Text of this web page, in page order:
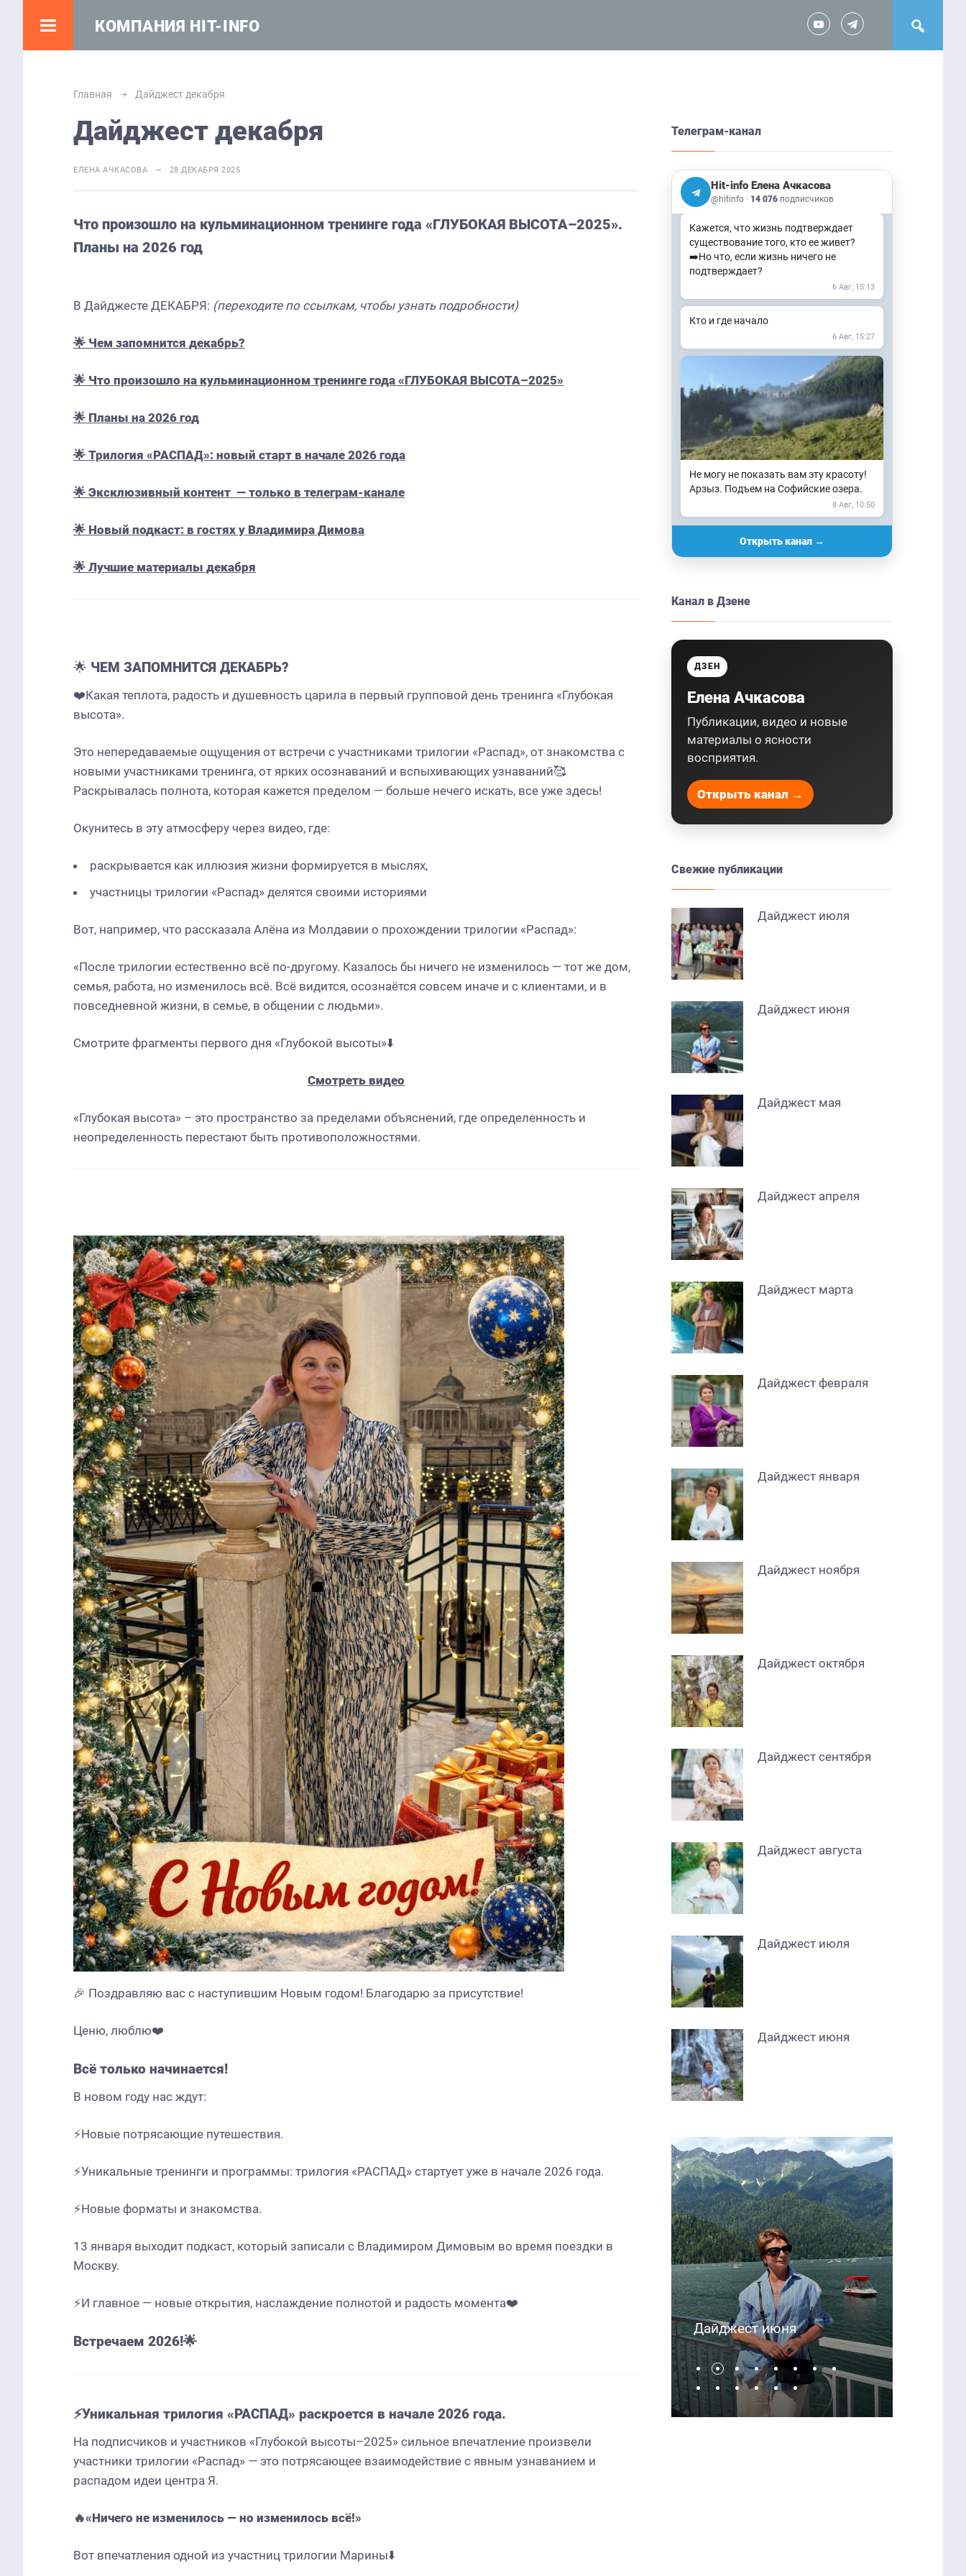
КОМПАНИЯ HIT-INFO
Главная Дайджест декабря
Дайджест декабря
ЕЛЕНА АЧКАСОВА — 28 ДЕКАБРЯ 2025
Что произошло на кульминационном тренинге года «ГЛУБОКАЯ ВЫСОТА–2025».
Планы на 2026 год
В Дайджесте ДЕКАБРЯ: (переходите по ссылкам, чтобы узнать подробности)
🌟 Чем запомнится декабрь?
🌟 Что произошло на кульминационном тренинге года «ГЛУБОКАЯ ВЫСОТА–2025»
🌟 Планы на 2026 год
🌟 Трилогия «РАСПАД»: новый старт в начале 2026 года
🌟 Эксклюзивный контент — только в телеграм-канале
🌟 Новый подкаст: в гостях у Владимира Димова
🌟 Лучшие материалы декабря
🌟 ЧЕМ ЗАПОМНИТСЯ ДЕКАБРЬ?
❤️Какая теплота, радость и душевность царила в первый групповой день тренинга «Глубокая
высота».
Это непередаваемые ощущения от встречи с участниками трилогии «Распад», от знакомства с
новыми участниками тренинга, от ярких осознаваний и вспыхивающих узнаваний🥰
Раскрывалась полнота, которая кажется пределом — больше нечего искать, все уже здесь!
Окунитесь в эту атмосферу через видео, где:
раскрывается как иллюзия жизни формируется в мыслях,
участницы трилогии «Распад» делятся своими историями
Вот, например, что рассказала Алёна из Молдавии о прохождении трилогии «Распад»:
«После трилогии естественно всё по-другому. Казалось бы ничего не изменилось — тот же дом,
семья, работа, но изменилось всё. Всё видится, осознаётся совсем иначе и с клиентами, и в
повседневной жизни, в семье, в общении с людьми».
Смотрите фрагменты первого дня «Глубокой высоты»⬇️
Смотреть видео
«Глубокая высота» – это пространство за пределами объяснений, где определенность и
неопределенность перестают быть противоположностями.
🎉 Поздравляю вас с наступившим Новым годом! Благодарю за присутствие!
Ценю, люблю❤️
Всё только начинается!
В новом году нас ждут:
⚡Новые потрясающие путешествия.
⚡Уникальные тренинги и программы: трилогия «РАСПАД» стартует уже в начале 2026 года.
⚡Новые форматы и знакомства.
13 января выходит подкаст, который записали с Владимиром Димовым во время поездки в
Москву.
⚡И главное — новые открытия, наслаждение полнотой и радость момента❤️
Встречаем 2026!🌟
⚡Уникальная трилогия «РАСПАД» раскроется в начале 2026 года.
На подписчиков и участников «Глубокой высоты–2025» сильное впечатление произвели
участники трилогии «Распад» — это потрясающее взаимодействие с явным узнаванием и
распадом идеи центра Я.
🔥«Ничего не изменилось — но изменилось всё!»
Вот впечатления одной из участниц трилогии Марины⬇️
Телеграм-канал
Hit-info Елена Ачкасова
@hitinfo · 14 076 подписчиков
Встречи в офлайн это 🔥🔥🔥
Неописуемый восторг! ➡️Подробнее о
Наталье @natasha_zabota
Кажется, что жизнь подтверждает
существование того, кто ее живет?
➡️Но что, если жизнь ничего не
подтверждает?
6 Авг, 15:13
Кто и где начало
6 Авг, 15:27
Не могу не показать вам эту красоту!
Арзыз. Подъем на Софийские озера.
8 Авг, 10:50
Открыть канал →
Канал в Дзене
ДЗЕН
Елена Ачкасова
Публикации, видео и новые
материалы о ясности
восприятия.
Открыть канал →
Свежие публикации
Дайджест июля
Дайджест июня
Дайджест мая
Дайджест апреля
Дайджест марта
Дайджест февраля
Дайджест января
Дайджест ноября
Дайджест октября
Дайджест сентября
Дайджест августа
Дайджест июля
Дайджест июня
Дайджест мая